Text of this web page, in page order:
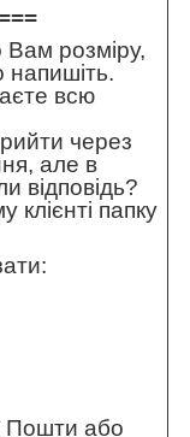
Вам розміру,
всю
через
але в
відповідь?
папку
Пошти або